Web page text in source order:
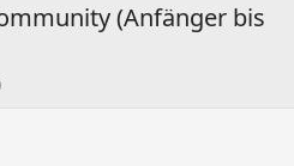
(Anfänger bis